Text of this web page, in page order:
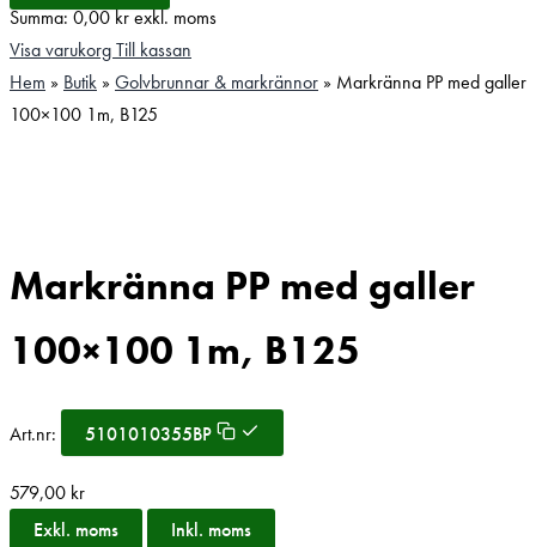
Summa:0,00krexkl. moms
Visa varukorgTill kassan
Hem » Butik » Golvbrunnar & markrännor » Markränna PP med galler
100×100 1m, B125
Markränna PP med galler
100×100 1m, B125
Art.nr: 5101010355BP
579,00 kr
Exkl. moms
Inkl. moms